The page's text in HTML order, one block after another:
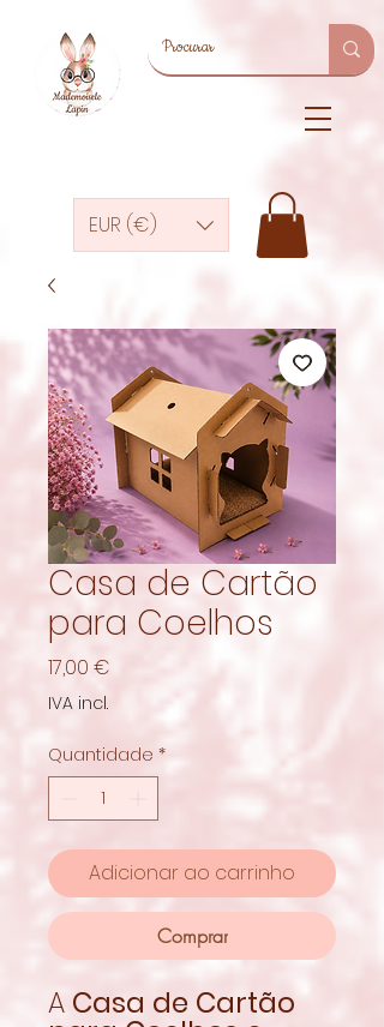
EUR (€)
Casa de Cartão
para Coelhos
17,00 €
IVA incl.
Quantidade *
Adicionar ao carrinho
Comprar
A Casa de Cartão